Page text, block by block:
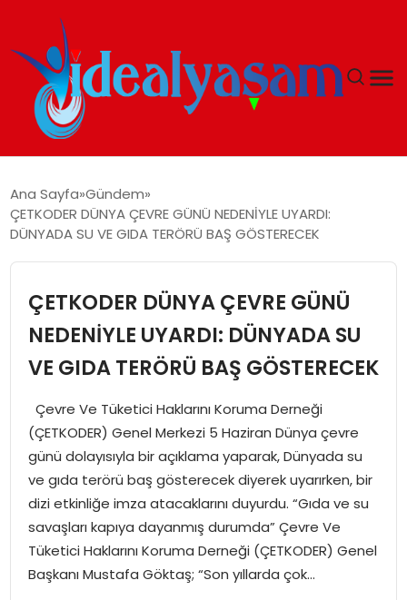
GÜNDEM
İDEAL YAŞAM
İDEAL SPOR
YAŞAM
MAGAZIN
SAĞLIK
SOSYAL HABER
Ana Sayfa Gündem
ÇETKODER DÜNYA ÇEVRE GÜNÜ NEDENİYLE UYARDI:
DÜNYADA SU VE GIDA TERÖRÜ BAŞ GÖSTERECEK
ÇETKODER DÜNYA ÇEVRE GÜNÜ
NEDENİYLE UYARDI: DÜNYADA SU
VE GIDA TERÖRÜ BAŞ GÖSTERECEK
Çevre Ve Tüketici Haklarını Koruma Derneği
(ÇETKODER) Genel Merkezi 5 Haziran Dünya çevre
günü dolayısıyla bir açıklama yaparak, Dünyada su
ve gıda terörü baş gösterecek diyerek uyarırken, bir
dizi etkinliğe imza atacaklarını duyurdu. “Gıda ve su
savaşları kapıya dayanmış durumda” Çevre Ve
Tüketici Haklarını Koruma Derneği (ÇETKODER) Genel
Başkanı Mustafa Göktaş; “Son yıllarda çok…